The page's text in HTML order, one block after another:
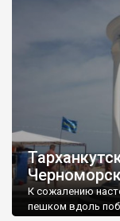
К сожалению
пешком вдоль